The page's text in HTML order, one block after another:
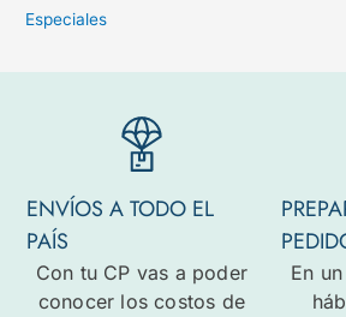
Especiales
ENVÍOS A TODO EL
PAÍS
Con tu CP vas a poder
conocer los costos de
En